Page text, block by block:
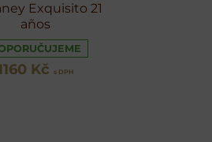
Exquisito 21
años
Kč s DPH